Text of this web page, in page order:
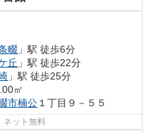
畷 」駅 徒歩6分
丘 」駅 徒歩22分
」駅 徒歩25分
㎡
市楠公１丁目９－５５
ット無料